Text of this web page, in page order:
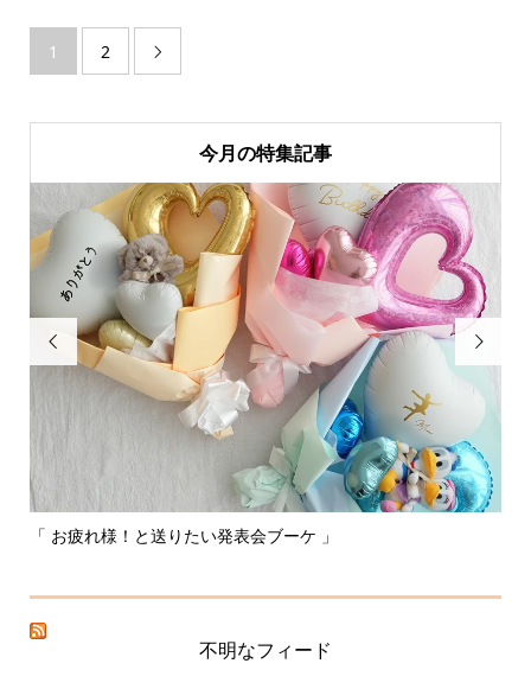
1 2 
今月の特集記事

「 お疲れ様！と送りたい発表会ブーケ 」

不明なフィード